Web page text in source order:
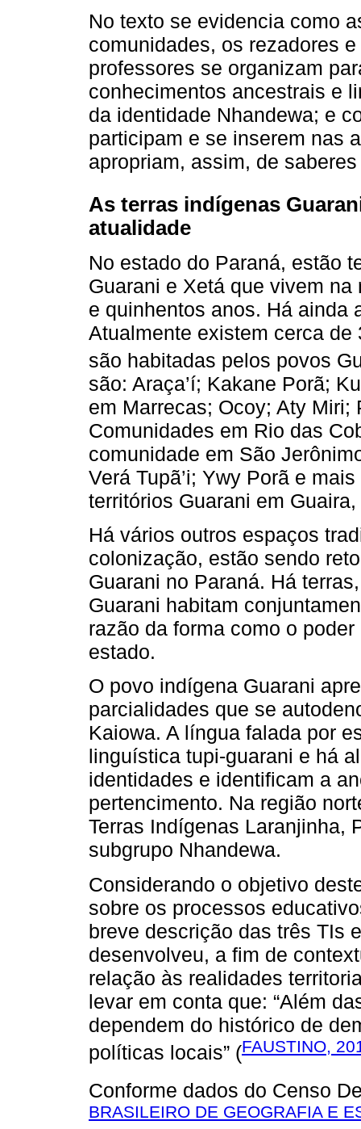
No texto se evidencia como
comunidades, os rezadores
professores se organizam
conhecimentos ancestrais e
da identidade Nhandewa; e
participam e se inserem nas
apropriam, assim, de
As terras indígenas
atualidade
No estado do Paraná, estão
Guarani e Xetá que vivem
e quinhentos anos. Há ainda
Atualmente existem cerca de
são habitadas pelos povos
são: Araça’í; Kakane Porã;
em Marrecas; Ocoy; Aty Miri;
Comunidades em Rio das
comunidade em São
Verá Tupã’i; Ywy Porã e
territórios Guarani em
Há vários outros espaços
colonização, estão sendo
Guarani no Paraná. Há
Guarani habitam
razão da forma como o
estado.
O povo indígena Guarani
parcialidades que se
Kaiowa. A língua falada por
linguística tupi-guarani e há
identidades e identificam a
pertencimento. Na região
Terras Indígenas Laranjinha,
subgrupo Nhandewa.
Considerando o objetivo
sobre os processos
breve descrição das três TIs
desenvolveu, a fim de
relação às realidades
levar em conta que: “Além
dependem do histórico de
políticas locais” (FAUSTINO,
Conforme dados do Censo
BRASILEIRO DE GEOGRAFIA E